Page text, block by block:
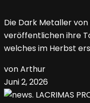
Die Dark Metaller von
veröffentlichen ihre
welches im Herbst
von Arthur
Juni 2, 2026